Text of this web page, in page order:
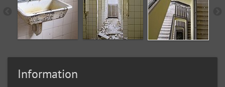
Information